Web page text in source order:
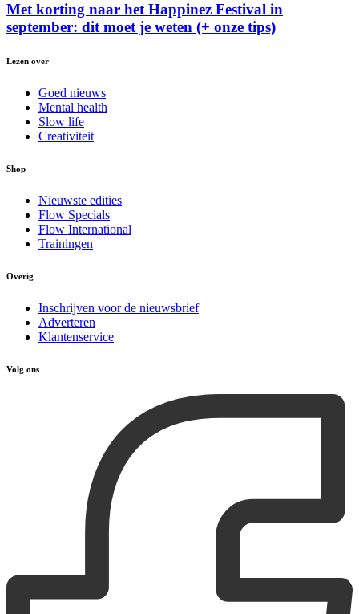
Met korting naar het Happinez Festival in
september: dit moet je weten (+ onze tips)
Lezen over
Goed nieuws
Mental health
Slow life
Creativiteit
Shop
Nieuwste edities
Flow Specials
Flow International
Trainingen
Overig
Inschrijven voor de nieuwsbrief
Adverteren
Klantenservice
Volg ons